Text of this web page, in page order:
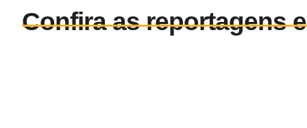
Confira as reportagens